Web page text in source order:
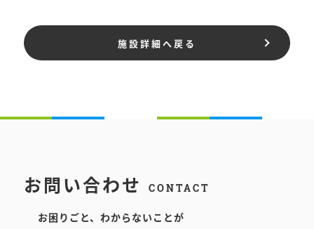
施設詳細へ戻る
お問い合わせ CONTACT
お困りごと、わからないことが